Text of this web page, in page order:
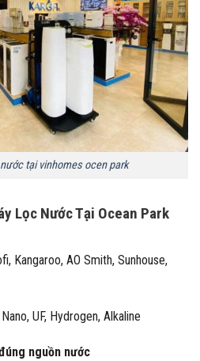
tại vinhomes ocen park
Lọc Nước Tại Ocean Park
Kangaroo, AO Smith, Sunhouse,
UF, Hydrogen, Alkaline
nguồn nước